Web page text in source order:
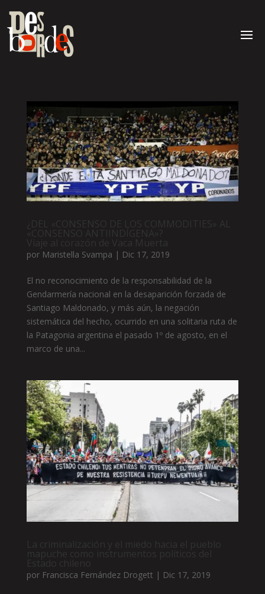
¿DEL «CONSENSO DE LOS COMMODITIES» AL
«CONSENSO ANTIINDÍGENA»?
Viaje al corazón de Vaca Muerta
por Maristella Svampa | Dic 17, 2019
El no reconocimiento de la responsabilidad de la
Gendarmería nacional en la desaparición forzada de
Santiago Maldonado, y más aún, la negación
sistemática del hecho, ocurrido en una solitaria ruta de
la Patagonia argentina el pasado 1º de agosto, en el
marco de una...
La criminalización y el miedo hacia el pueblo
mapuche como instrumentos políticos del
Estado chileno
por Francisca Fernández Drogett | Dic 17, 2019